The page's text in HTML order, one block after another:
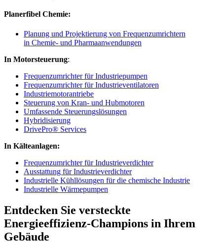
Planerfibel Chemie:
Planung und Projektierung von Frequenzumrichtern
in Chemie- und Pharmaanwendungen
In Motorsteuerung:
Frequenzumrichter für Industriepumpen
Frequenzumrichter für Industrieventilatoren
Industriemotorantriebe
Steuerung von Kran- und Hubmotoren
Umfassende Steuerungslösungen
Hybridisierung
DrivePro® Services
In Kälteanlagen:
Frequenzumrichter für Industrieverdichter
Ausstattung für Industrieverdichter
Industrielle Kühllösungen für die chemische Industrie
Industrielle Wärmepumpen
Entdecken Sie versteckte
Energieeffizienz-Champions in Ihrem
Gebäude